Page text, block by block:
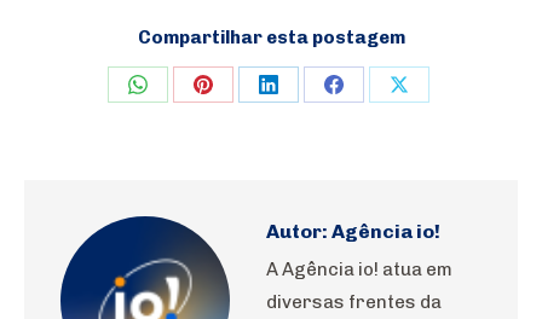
Compartilhar esta postagem
Share Share Share Share Share
Autor: Agência io!
A Agência io! atua em
diversas frentes da